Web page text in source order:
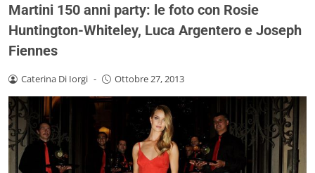
Martini 150 anni party: le foto con Rosie
Huntington-Whiteley, Luca Argentero e Joseph
Fiennes
Caterina Di Iorgi - Ottobre 27, 2013